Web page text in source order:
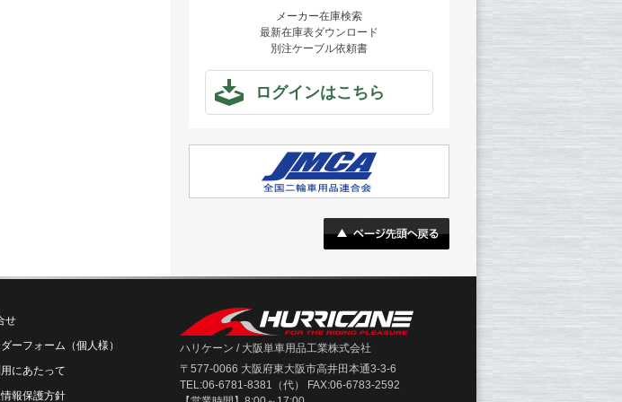
メーカー在庫検索
最新在庫表ダウンロード
別注ケーブル依頼書
ログインはこちら
せ
ーフォーム（個人様）
にあたって
報保護方針
ハリケーン / 大阪単車用品工業株式会社
〒577-0066 大阪府東大阪市高井田本通3-3-6
TEL:06-6781-8381（代） FAX:06-6783-2592